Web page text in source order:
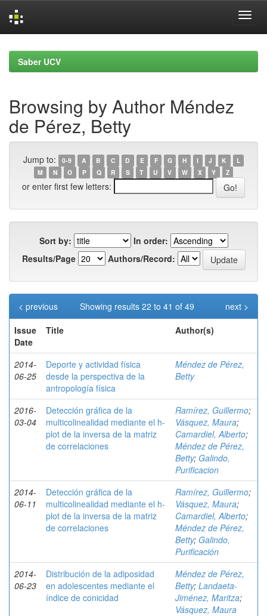
navigationSaber UCV
Browsing by Author Méndez
de Pérez, Betty
Jump to: 0-9 A B C D E F G H I J K
L
M
N O P Q R S T U V W X Y Z
or enter first few letters:
Sort by:
In order:
Results/Page
Authors/Record:
Showing results 22 to 41 of 49
< previous
next >
Issue
Date
Title Author(s)
2014-
06-25
Deporte y actividad física
desde la perspectiva de la
antropología física
Méndez de Pérez,
Betty
2016-
03-04
Detección gráfica de la
multicolinealidad mediante el h-
plot de la inversa de la matriz
de correlaciones
Ramírez, Guillermo;
Vásquez, Maura;
Camardiel, Alberto;
Méndez de Pérez,
Betty; Galindo,
Purificacion
2014-
06-11
Detección gráﬁca de la
multicolinealidad mediante el h-
plot de la inversa de la matriz
de correlaciones
Ramírez, Guillermo;
Vásquez, Maura;
Camardiel, Alberto;
Méndez de Pérez,
Betty; Galindo,
Purificación
2014-
06-23
Distribución de la adiposidad
en adolescentes mediante el
índice de conicidad
Méndez de Pérez,
Betty; Landaeta-
Jiménez, Maritza;
Vásquez, Maura